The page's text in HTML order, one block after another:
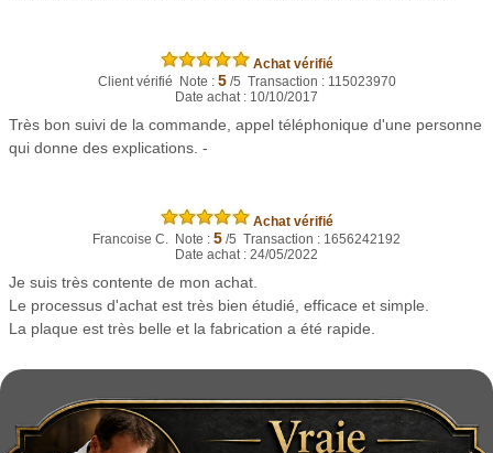
Achat vérifié
Client vérifié Note : 5/5 Transaction : 115023970
Date achat : 10/10/2017
Très bon suivi de la commande, appel téléphonique d'une personne
qui donne des explications. -
Achat vérifié
Francoise C. Note : 5 /5 Transaction : 1656242192
Date achat : 24/05/2022
Je suis très contente de mon achat.
Le processus d'achat est très bien étudié, efficace et simple.
La plaque est très belle et la fabrication a été rapide.